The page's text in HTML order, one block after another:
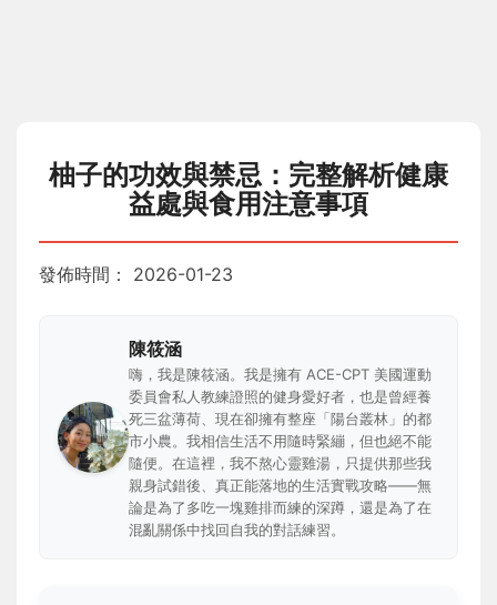
柚子的功效與禁忌：完整解析健康
益處與食用注意事項
發佈時間： 2026-01-23
陳筱涵
嗨，我是陳筱涵。我是擁有 ACE-CPT 美國運動
委員會私人教練證照的健身愛好者，也是曾經養
死三盆薄荷、現在卻擁有整座「陽台叢林」的都
市小農。我相信生活不用隨時緊繃，但也絕不能
隨便。在這裡，我不熬心靈雞湯，只提供那些我
親身試錯後、真正能落地的生活實戰攻略——無
論是為了多吃一塊雞排而練的深蹲，還是為了在
混亂關係中找回自我的對話練習。